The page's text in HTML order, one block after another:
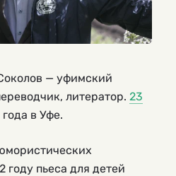
— уфимский
литератор. 23
в Уфе.
году пьеса для детей